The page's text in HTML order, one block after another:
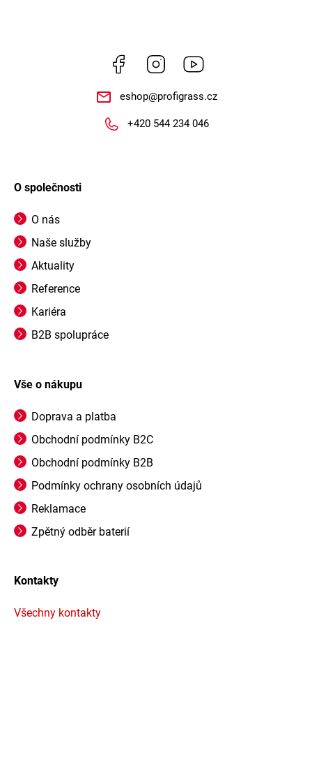
Facebook Instagram
eshop@profigrass.cz
+420 544 234 046
O společnosti
O nás
Naše služby
Aktuality
Reference
Kariéra
B2B spolupráce
Vše o nákupu
Doprava a platba
Obchodní podmínky B2C
Obchodní podmínky B2B
Podmínky ochrany osobních údajů
Reklamace
Zpětný odběr baterií
Kontakty
Všechny kontakty